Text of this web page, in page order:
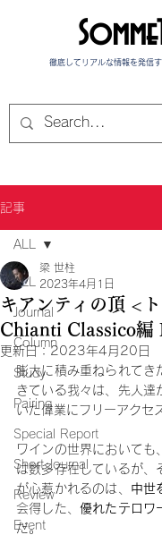
徹底してリアルな情報を発信
記事
ALL
Journal
Column
Study
Pairing
Special Report
Short Journal
Review
Event
ALL
キアンティの頂 <
Chianti Classico編
梁 世柱
2023年4月1日
更新日：2023年4月20日
膨大に積み重ねられてき
きている我々は、先人達
いた偉業にフリーアクセ
ワインの世界においても
は数多存在しているが、
が心惹かれるのは、 中世
会得した、優れたテロワ
だ。